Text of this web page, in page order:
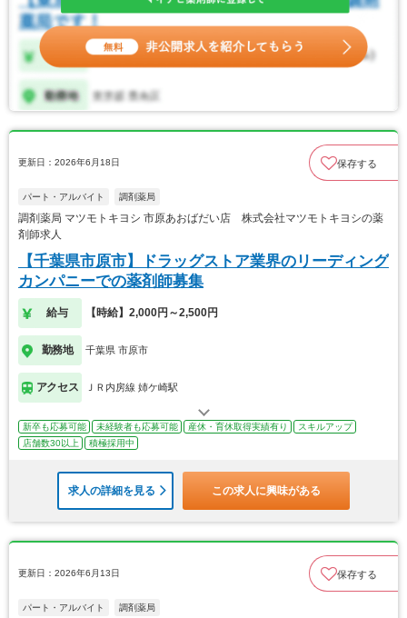
更新日：2026年6月18日 保存する
パート・アルバイト 調剤薬局
調剤薬局 マツモトキヨシ 市原あおばだい店 株式会社マツモトキヨシの薬
剤師求人
【千葉県市原市】ドラッグストア業界のリーディング
カンパニーでの薬剤師募集
給与 【時給】2,000円～2,500円
勤務地 千葉県 市原市
アクセス ＪＲ内房線 姉ケ崎駅
新卒も応募可能 未経験者も応募可能 産休・育休取得実績有り
スキルアップ
店舗数30以上
積極採用中
求人の詳細を見る この求人に興味がある
更新日：2026年6月13日 保存する
パート・アルバイト 調剤薬局